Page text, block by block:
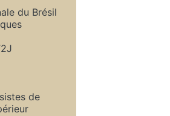
du Brésil
de